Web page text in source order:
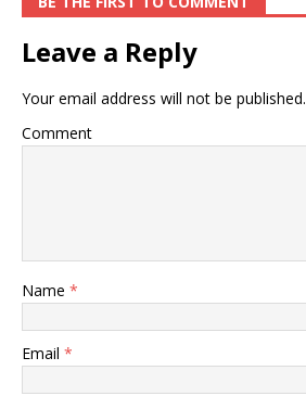
Leave a Reply
Your email address will not be published.
Comment
Name *
Email *